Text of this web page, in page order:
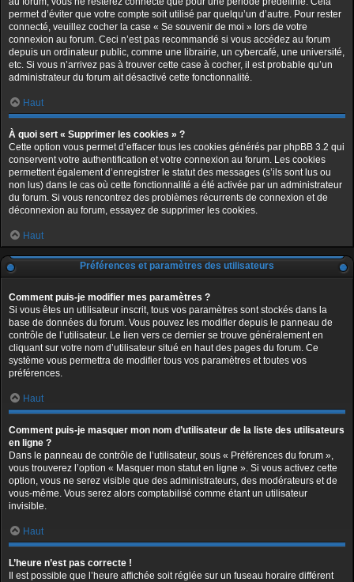
permet d’éviter que votre compte soit utilisé par quelqu’un d’autre. Pour rester
connecté, veuillez cocher la case « Se souvenir de moi » lors de votre
connexion au forum. Ceci n’est pas recommandé si vous accédez au forum
depuis un ordinateur public, comme une librairie, un cybercafé, une université,
etc. Si vous n’arrivez pas à trouver cette case à cocher, il est probable qu’un
administrateur du forum ait désactivé cette fonctionnalité.
Haut
À quoi sert « Supprimer les cookies » ?
Cette option vous permet d’effacer tous les cookies générés par phpBB 3.2 qui
conservent votre authentification et votre connexion au forum. Les cookies
permettent également d’enregistrer le statut des messages (s’ils sont lus ou
non lus) dans le cas où cette fonctionnalité a été activée par un administrateur
du forum. Si vous rencontrez des problèmes récurrents de connexion et de
déconnexion au forum, essayez de supprimer les cookies.
Haut
Préférences et paramètres des utilisateurs
Comment puis-je modifier mes paramètres ?
Si vous êtes un utilisateur inscrit, tous vos paramètres sont stockés dans la
base de données du forum. Vous pouvez les modifier depuis le panneau de
contrôle de l’utilisateur. Le lien vers ce dernier se trouve généralement en
cliquant sur votre nom d’utilisateur situé en haut des pages du forum. Ce
système vous permettra de modifier tous vos paramètres et toutes vos
préférences.
Haut
Comment puis-je masquer mon nom d’utilisateur de la liste des utilisateurs
en ligne ?
Dans le panneau de contrôle de l’utilisateur, sous « Préférences du forum »,
vous trouverez l’option « Masquer mon statut en ligne ». Si vous activez cette
option, vous ne serez visible que des administrateurs, des modérateurs et de
vous-même. Vous serez alors comptabilisé comme étant un utilisateur
invisible.
Haut
L’heure n’est pas correcte !
Il est possible que l’heure affichée soit réglée sur un fuseau horaire différent